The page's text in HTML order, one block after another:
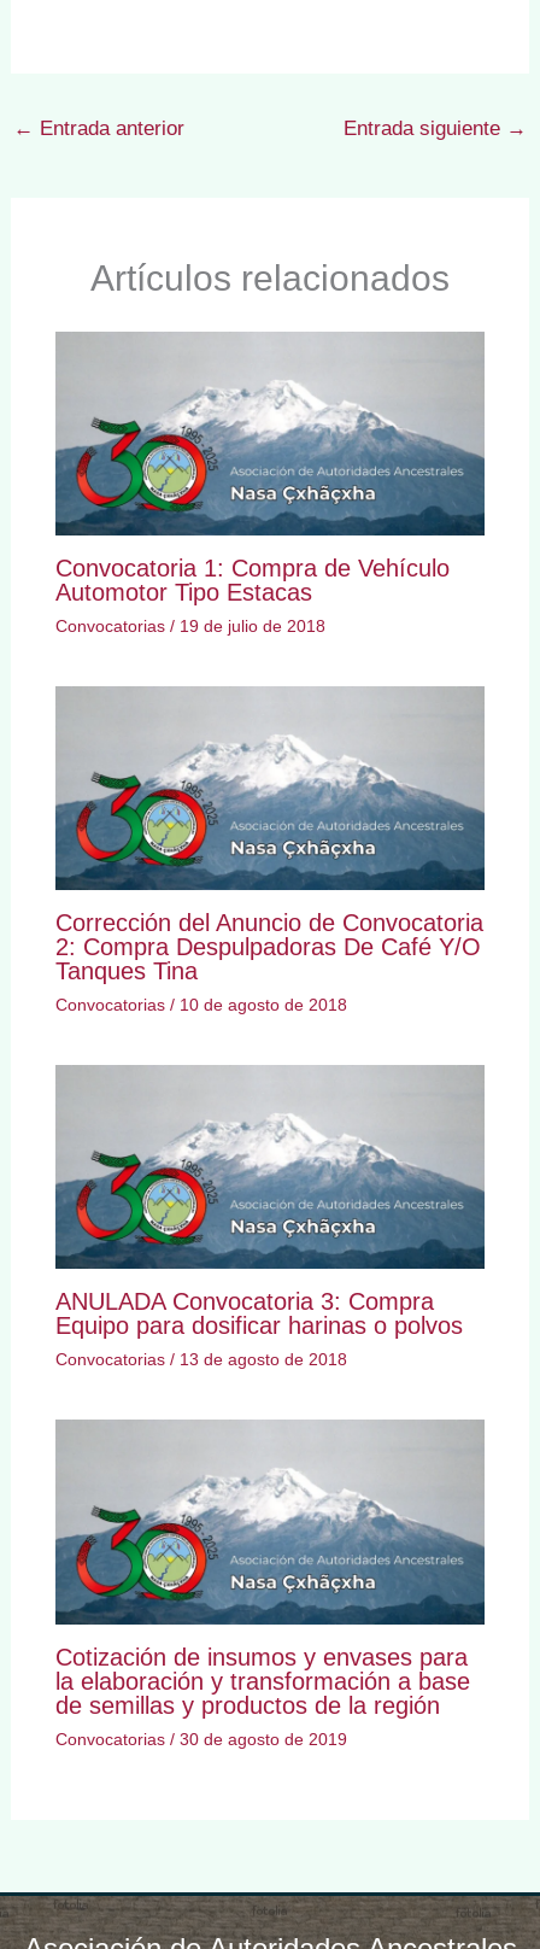
← Entrada anterior Entrada siguiente →
Artículos relacionados
Convocatoria 1: Compra de Vehículo
Automotor Tipo Estacas
Convocatorias/ 19 de julio de 2018
Corrección del Anuncio de Convocatoria
2: Compra Despulpadoras De Café Y/O
Tanques Tina
Convocatorias/ 10 de agosto de 2018
ANULADA Convocatoria 3: Compra
Equipo para dosificar harinas o polvos
Convocatorias/ 13 de agosto de 2018
Cotización de insumos y envases para
la elaboración y transformación a base
de semillas y productos de la región
Convocatorias/ 30 de agosto de 2019